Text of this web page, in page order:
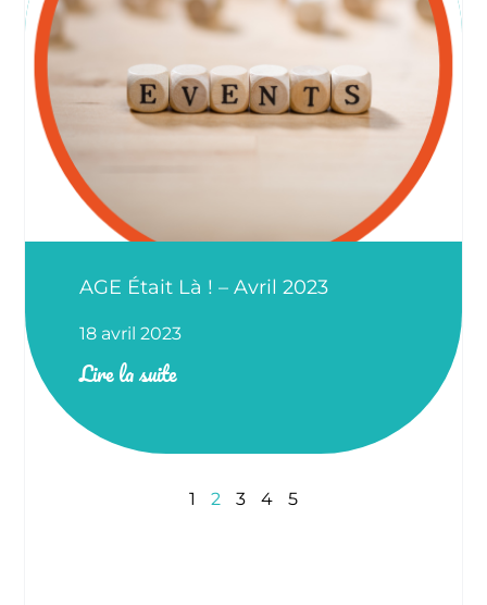
AGE Était Là ! – Avril 2023
18 avril 2023
Lire la suite
1 2 3 4 5